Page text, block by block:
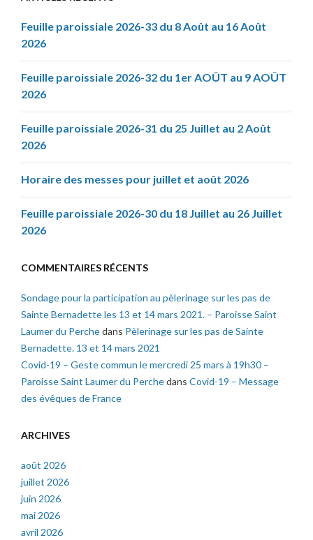
Feuille paroissiale 2026-33 du 8 Août au 16 Août
2026
Feuille paroissiale 2026-32 du 1er AOÛT au 9 AOÛT
2026
Feuille paroissiale 2026-31 du 25 Juillet au 2 Août
2026
Horaire des messes pour juillet et août 2026
Feuille paroissiale 2026-30 du 18 Juillet au 26 Juillet
2026
COMMENTAIRES RÉCENTS
Sondage pour la participation au pèlerinage sur les pas de
Sainte Bernadette les 13 et 14 mars 2021. – Paroisse Saint
Laumer du Perchedans Pèlerinage sur les pas de Sainte
Bernadette. 13 et 14 mars 2021
Covid-19 – Geste commun le mercredi 25 mars à 19h30 –
Paroisse Saint Laumer du Perchedans Covid-19 – Message
des évêques de France
ARCHIVES
août 2026
juillet 2026
juin 2026
mai 2026
avril 2026